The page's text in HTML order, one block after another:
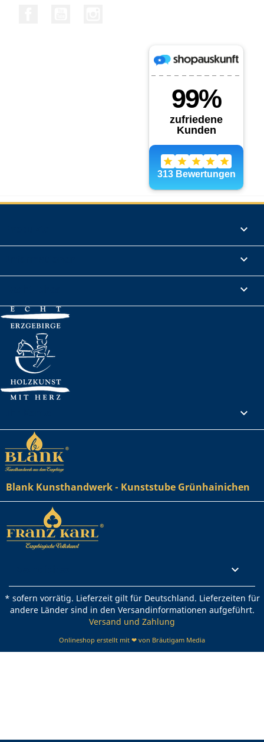




Blank Kunsthandwerk - Kunststube Grünhainichen

* sofern vorrätig. Lieferzeit gilt für Deutschland. Lieferzeiten für
andere Länder sind in den Versandinformationen aufgeführt.
Versand und Zahlung
Onlineshop erstellt mit ❤ von Bräutigam Media